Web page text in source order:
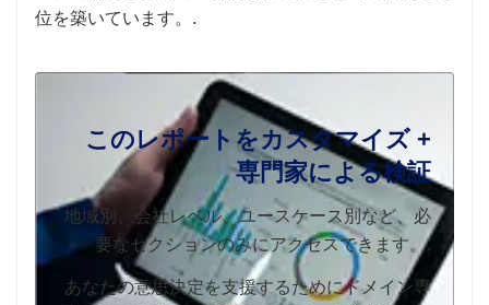
位を築いています。.
このレポートをカスタマイズ +
専門家による検証
地域別、会社レベル、ユースケース別など、必
要なセクションのみにアクセスできます。.
あなたの意思決定を支援するためにドメイン専